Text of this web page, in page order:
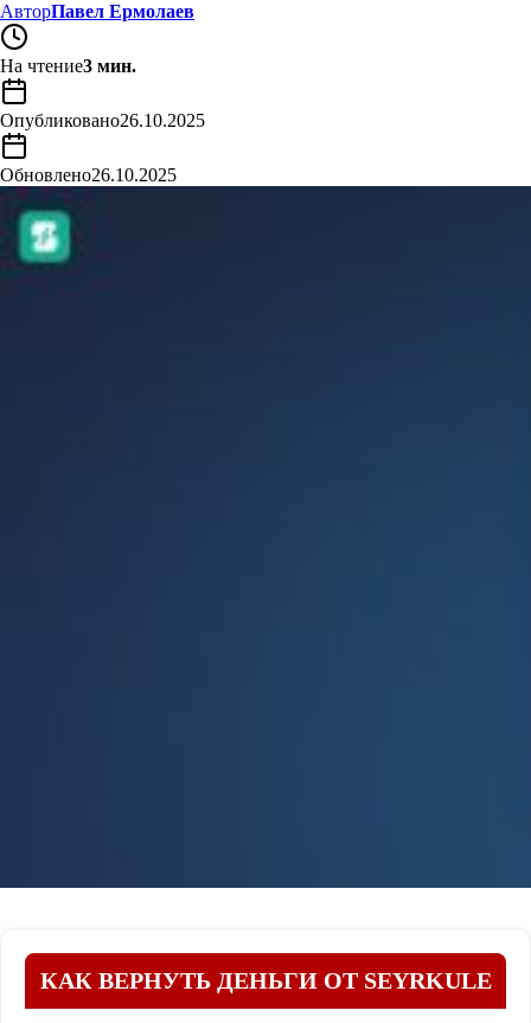
АвторПавел Ермолаев
На чтение3 мин.
Опубликовано26.10.2025
Обновлено26.10.2025
КАК ВЕРНУТЬ ДЕНЬГИ ОТ SEYRKULE